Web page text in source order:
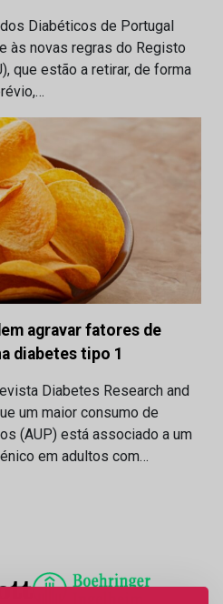
Diabéticos de Portugal
às novas regras do Registo
que estão a retirar, de forma
agravar fatores de
diabetes tipo 1
Diabetes Research and
um maior consumo de
(AUP) está associado a um
em adultos com…